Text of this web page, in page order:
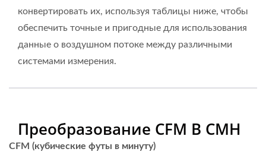
конвертировать их, используя таблицы ниже, чтобы
обеспечить точные и пригодные для использования
данные о воздушном потоке между различными
системами измерения.
Преобразование CFM В CMH
CFM (кубические футы в минуту)